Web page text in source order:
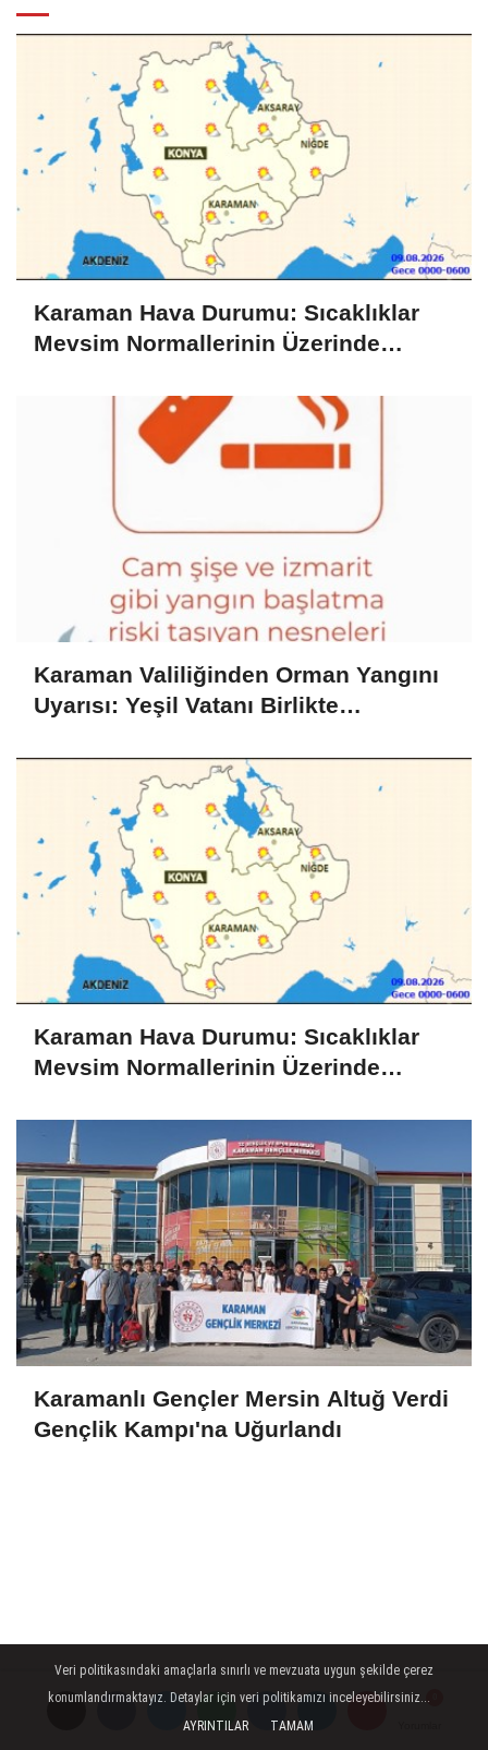
Karaman Hava Durumu: Sıcaklıklar
Mevsim Normallerinin Üzerinde
Karaman Valiliğinden Orman Yangını
Uyarısı: Yeşil Vatanı Birlikte
Karaman Hava Durumu: Sıcaklıklar
Mevsim Normallerinin Üzerinde
Karamanlı Gençler Mersin Altuğ Verdi
Gençlik Kampı'na Uğurlandı
Veri politikasındaki amaçlarla sınırlı ve mevzuata uygun şekilde çerez
konumlandırmaktayız. Detaylar için veri politikamızı inceleyebilirsiniz...
AYRINTILAR
TAMAM